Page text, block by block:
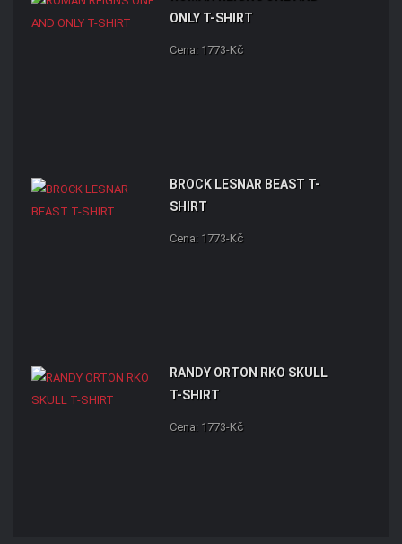
ONLY T-SHIRT
Cena: 1773-Kč
BROCK LESNAR BEAST T-
SHIRT
Cena: 1773-Kč
RANDY ORTON RKO SKULL
T-SHIRT
Cena: 1773-Kč